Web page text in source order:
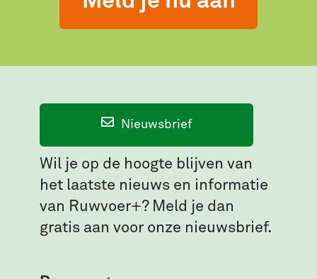
Nieuwsbrief
Wil je op de hoogte blijven van
het laatste nieuws en informatie
van Ruwvoer+? Meld je dan
gratis aan voor onze nieuwsbrief.